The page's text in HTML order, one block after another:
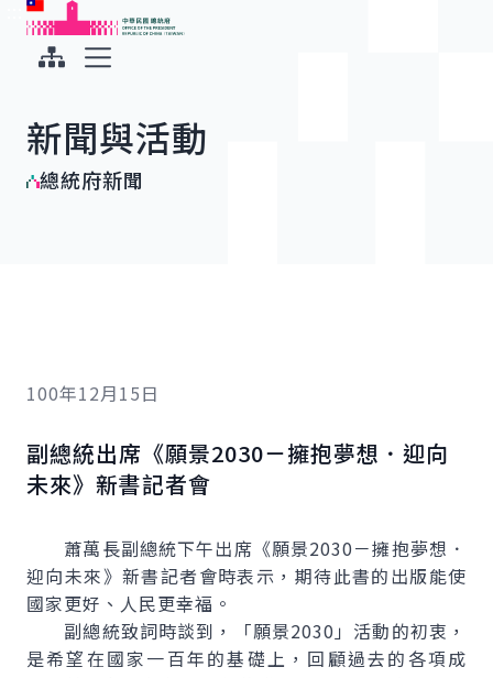
跳到主要內容
中華民國總統府
新聞與活動
總統府新聞
100年12月15日
副總統出席《願景2030－擁抱夢想．迎向
未來》新書記者會
蕭萬長副總統下午出席《願景2030－擁抱夢想．
迎向未來》新書記者會時表示，期待此書的出版能使
國家更好、人民更幸福。
副總統致詞時談到，「願景2030」活動的初衷，
是希望在國家一百年的基礎上，回顧過去的各項成